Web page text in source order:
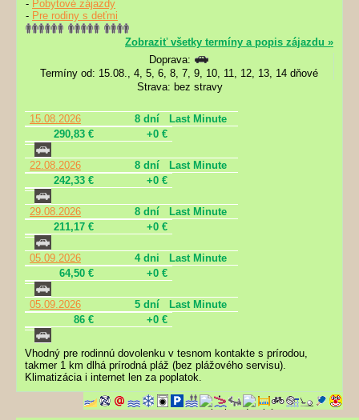
- Pobytové zájazdy
- Pre rodiny s deťmi
Zobraziť všetky termíny a popis zájazdu »
Doprava:
Termíny od: 15.08., 4, 5, 6, 8, 7, 9, 10, 11, 12, 13, 14 dňové
Strava: bez stravy
15.08.2026 8 dní
Last Minute
290,83 €
+0 €
22.08.2026 8 dní
Last Minute
242,33 €
+0 €
29.08.2026 8 dní
Last Minute
211,17 €
+0 €
05.09.2026 4 dni
Last Minute
64,50 €
+0 €
05.09.2026 5 dní
Last Minute
86 €
+0 €
Vhodný pre rodinnú dovolenku v tesnom kontakte s prírodou,
takmer 1 km dlhá prírodná pláž (bez plážového servisu).
Klimatizácia i internet len za poplatok.